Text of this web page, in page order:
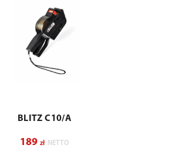
BLITZ C10/A
189 zł NETTO